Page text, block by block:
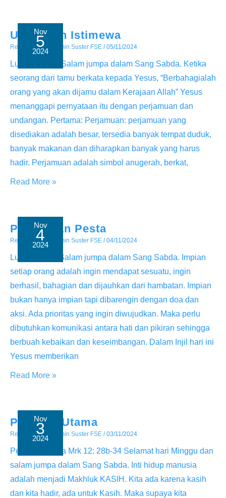
Siap
Mengampuni
Nov
5
2024
Undangan Istimewa
Renungan/ By Admin Suster FSE /05/11/2024
Luk 14: 15-24 Salam jumpa dalam Sang Sabda. Ketika
seorang dari tamu berkata kepada Yesus, “Berbahagialah
orang yang akan dijamu dalam Kerajaan Allah” Yesus
menanggapi pernyataan itu dengan perjamuan dan
undangan. Pertama: Perjamuan: perjamuan yang
disediakan adalah besar, tersedia banyak tempat duduk,
banyak makanan dan diharapkan banyak yang harus
hadir. Perjamuan adalah simbol anugerah, berkat,
Undangan
Read More »
Nov
4
2024
Perjamuan Pesta
Renungan/ By Admin Suster FSE /04/11/2024
Luk 14:12-14 Salam jumpa dalam Sang Sabda. Impian
setiap orang adalah ingin mendapat sesuatu, ingin
berhasil, bahagian dan dijauhkan dari hambatan. Impian
bukan hanya impian tapi dibarengin dengan doa dan
aksi. Ada prioritas yang ingin diwujudkan. Maka perlu
dibutuhkan komunikasi antara hati dan pikiran sehingga
berbuah kebaikan dan keseimbangan. Dalam Injil hari ini
Yesus memberikan
Perjamuan
Read More »
Nov
3
2024
Perintah Utama
Renungan/ By Admin Suster FSE /03/11/2024
Perintah Utama Mrk 12: 28b-34 Selamat hari Minggu dan
salam jumpa dalam Sang Sabda. Inti hidup manusia
adalah menjadi Makhluk KASIH. Kita ada karena kasih
dan kita hadir, ada untuk Kasih. Maka supaya kita